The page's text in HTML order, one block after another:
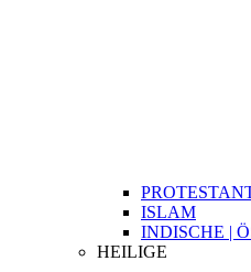
ISLAM
INDISCHE |
HEILIGE